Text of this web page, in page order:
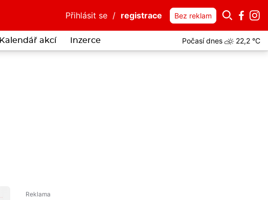
Přihlásit se / registrace Bez reklam
Kalendář akcí Inzerce Počasí dnes 22,2 °C
Znáte muže z fotky? Mohl by vědět víc o vloupání do auta Horské služby